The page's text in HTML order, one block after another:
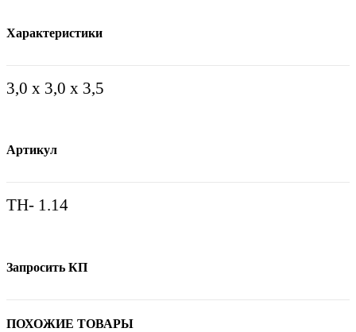
Характеристики
3,0 х 3,0 х 3,5
Артикул
ТН- 1.14
Запросить КП
ПОХОЖИЕ ТОВАРЫ